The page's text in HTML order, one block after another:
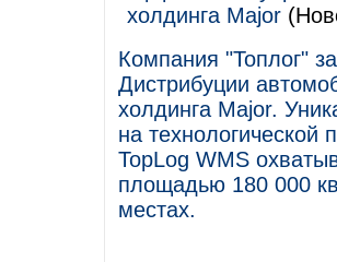
холдинга Major
Компания "Топлог"
Дистрибуции
холдинга Major.
на
TopLog WMS
площадью 180 000
местах.